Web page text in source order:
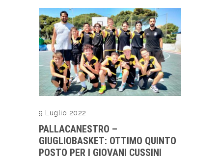
9 Luglio 2022
PALLACANESTRO –
GIUGLIOBASKET: OTTIMO QUINTO
POSTO PER I GIOVANI CUSSINI